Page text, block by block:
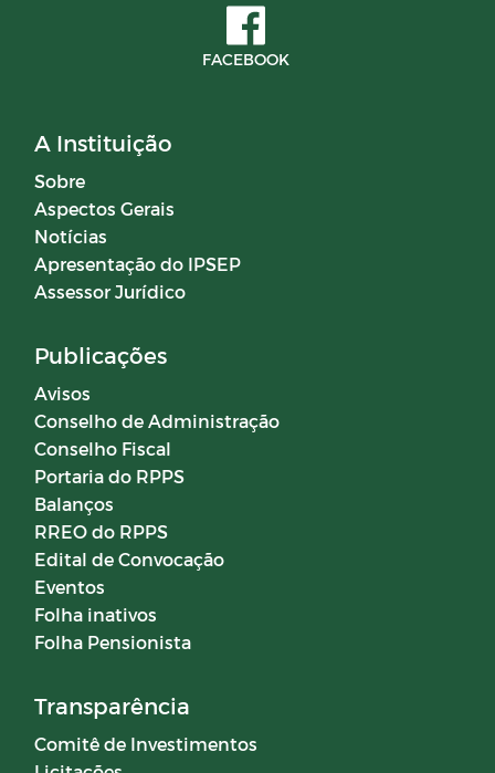
FACEBOOK
A Instituição
Sobre
Aspectos Gerais
Notícias
Apresentação do IPSEP
Assessor Jurídico
Publicações
Avisos
Conselho de Administração
Conselho Fiscal
Portaria do RPPS
Balanços
RREO do RPPS
Edital de Convocação
Eventos
Folha inativos
Folha Pensionista
Transparência
Comitê de Investimentos